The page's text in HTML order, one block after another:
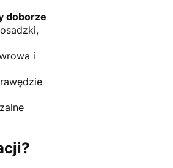
doborze
i